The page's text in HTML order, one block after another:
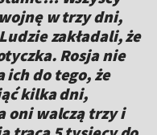
w trzy dni,
zakładali, że
Rosja nie
ich do tego, że
kilka dni,
oni walczą trzy i